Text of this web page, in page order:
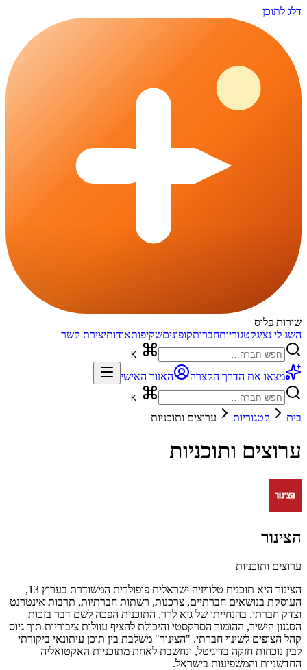
דלג לתוכן
שירות פלוס
השג לי נציגקטגוריותחברותקופוניםשקיפותאודותיצירת קשר
מצאו את הדרך הקצרה האזור האישי
בית קטגוריות ערוצים ותוכניות
ערוצים ותוכניות
הצינור
ערוצים ותוכניות
הצינור היא תוכנית טלוויזיה ישראלית פופולרית המשודרת בערוץ 13,
העוסקת בנושאים חברתיים, צרכנות, רשתות חברתיות, תרבות אינטרנט
וצדק חברתי. בהנחייתו של גיא לרר, התוכנית הפכה לשם דבר בזכות
הסגנון הישיר, ההומור הסרקסטי והיכולת להציף עוולות ציבוריות תוך גיוס
קהל הצופים לשינוי חברתי. "הצינור" משלבת בין תוכן עיתונאי ביקורתי
לבין נוכחות חזקה בדיגיטל, ונחשבת לאחת מתוכניות האקטואליה
החדשניות והמשפיעות בישראל.